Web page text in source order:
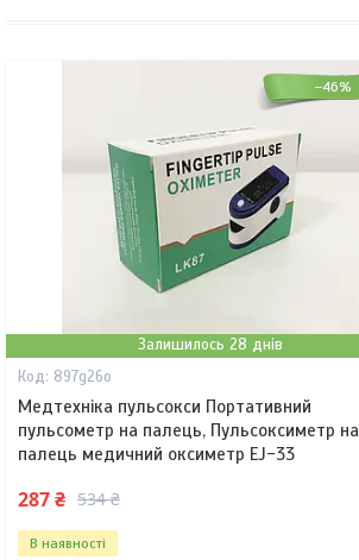
–46%
Залишилось 28 днів
897g26o
Медтехніка пульсокси Портативний
пульсометр на палець, Пульсоксиметр на
палець медичний оксиметр EJ-33
287 ₴ 534 ₴
В наявності